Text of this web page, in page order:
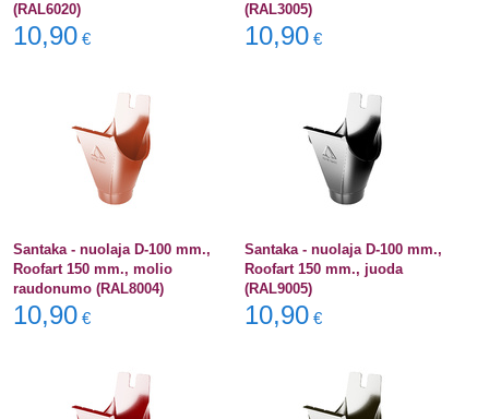
(RAL6020)
10,90 €
(RAL3005)
10,90 €
Santaka - nuolaja D-100 mm.,
Roofart 150 mm., molio
raudonumo (RAL8004)
10,90 €
Santaka - nuolaja D-100 mm.,
Roofart 150 mm., juoda
(RAL9005)
10,90 €